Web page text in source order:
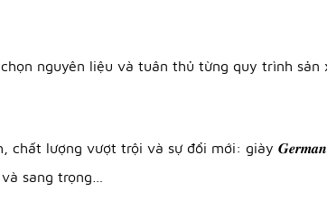
chọn nguyên liệu và tuân thủ từng quy trình
lượng vượt trội và sự đổi mới: giày
sang trọng…